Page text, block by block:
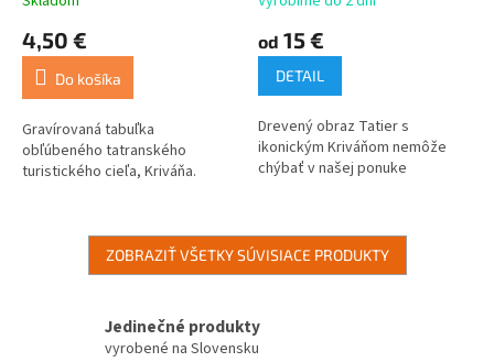
4,50 €
Do košíka
Gravírovaná tabuľka
obľúbeného tatranského
turistického cieľa, Kriváňa.
od 15 €
DETAIL
Drevený obraz Tatier s
ikonickým Kriváňom nemôže
chýbať v našej ponuke
ZOBRAZIŤ VŠETKY SÚVISIACE PRODUKTY
Jedinečné produkty
vyrobené na Slovensku